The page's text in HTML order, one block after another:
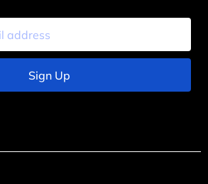
Sign Up